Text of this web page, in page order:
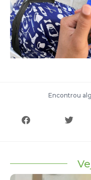
Encontrou